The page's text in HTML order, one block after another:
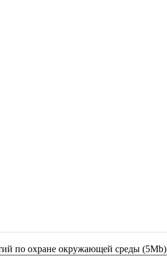
по охране окружающей среды (5Мb)